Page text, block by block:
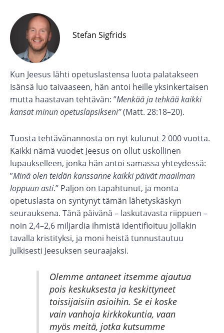
Stefan Sigfrids
Kun Jeesus lähti opetuslastensa luota palatakseen
Isänsä luo taivaaseen, hän antoi heille yksinkertaisen
mutta haastavan tehtävän: ”Menkää ja tehkää kaikki
kansat minun opetuslapsikseni”(Matt. 28:18–20).
Tuosta tehtävänannosta on nyt kulunut 2 000 vuotta.
Kaikki nämä vuodet Jeesus on ollut uskollinen
lupaukselleen, jonka hän antoi samassa yhteydessä:
”Minä olen teidän kanssanne kaikki päivät maailman
loppuun asti.” Paljon on tapahtunut, ja monta
opetuslasta on syntynyt tämän lähetyskäskyn
seurauksena. Tänä päivänä – laskutavasta riippuen –
noin 2,4–2,6 miljardia ihmistä identifioituu jollakin
tavalla kristityksi, ja moni heistä tunnustautuu
julkisesti Jeesuksen seuraajaksi.
Olemme antaneet itsemme ajautua
pois keskuksesta ja keskittyneet
toissijaisiin asioihin. Se ei koske
vain vanhoja kirkkokuntia, vaan
myös meitä, jotka kutsumme